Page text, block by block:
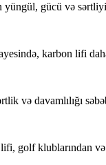
gücü və sərtliyi
karbon lifi
və davamlılığı
golf klublarından